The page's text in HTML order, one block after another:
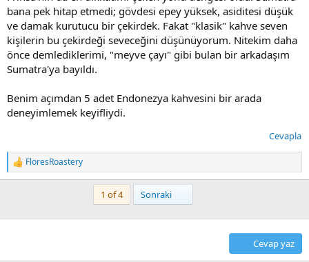
bana pek hitap etmedi; gövdesi epey yüksek, asiditesi düşük
ve damak kurutucu bir çekirdek. Fakat "klasik" kahve seven
kişilerin bu çekirdeği seveceğini düşünüyorum. Nitekim daha
önce demlediklerimi, "meyve çayı" gibi bulan bir arkadaşım
Sumatra'ya bayıldı.
Benim açımdan 5 adet Endonezya kahvesini bir arada
deneyimlemek keyifliydi.
Cevapla
T
e
l
FloresRoastery
1 of 4 Sonraki
Cevap yaz